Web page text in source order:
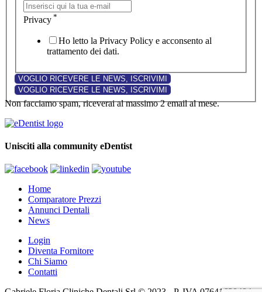
Privacy *
Ho letto la Privacy Policy e acconsento al
trattamento dei dati.
Non facciamo spam, riceverai al massimo 2 email al mese.
Unisciti alla community eDentist
Home
Comparatore Prezzi
Annunci Dentali
News
Login
Diventa Fornitore
Chi Siamo
Contatti